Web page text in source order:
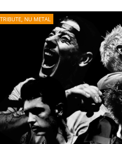
TRIBUTE, NU METAL